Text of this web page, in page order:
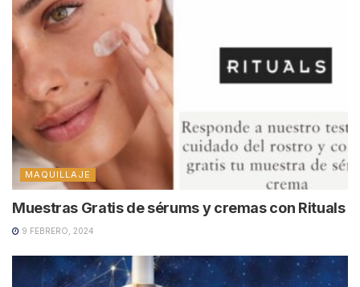
MAQUILLAJE
Muestras Gratis de sérums y cremas con Rituals
9 FEBRERO, 2024